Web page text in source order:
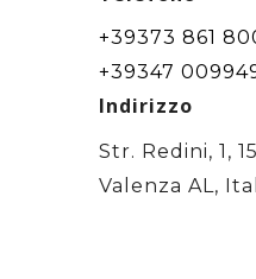
Indirizzo
Str. Redini, 1,
Valenza AL,
+39373 861
+39347